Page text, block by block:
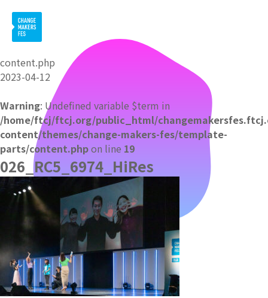
content.php
2023-04-12
Warning: Undefined variable $term in
/home/ftcj/ftcj.org/public_html/
content/themes/change-makers-fes/template-
parts/content.phpon line 19
026_RC5_6974_HiRes